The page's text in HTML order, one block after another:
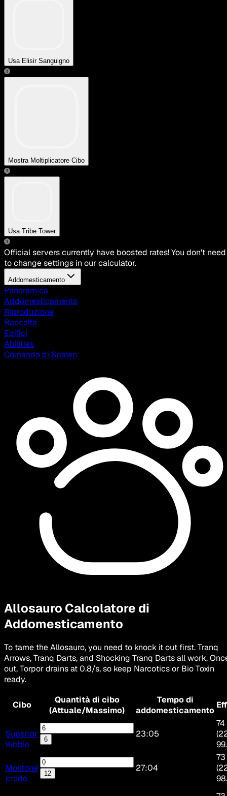
Usa Elisir Sanguigno
Mostra Moltiplicatore Cibo
Usa Tribe Tower
Official servers currently have boosted rates! You don't need
to change settings in our calculator.
Addomesticamento
Panoramica
Addomesticamento
Riproduzione
Raccolta
Edifici
Abilities
Comando di Spawn
Allosauro Calcolatore di
Addomesticamento
To tame the Allosauro, you need to knock it out first. Tranq
Arrows, Tranq Darts, and Shocking Tranq Darts all work.
out, Torpor drains at 0.8/s, so keep Narcotics or Bio Toxin
ready.
Cibo
Quantità di cibo
(Attuale/Massimo)
Tempo di
addomesticamento
Superior
Kibble
6
23:05
Montone
crudo
12
27:04